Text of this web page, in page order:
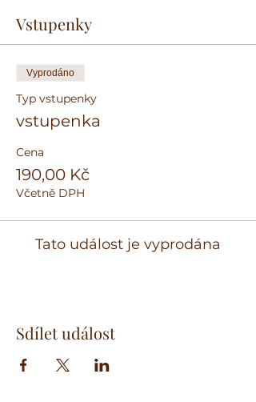
Vstupenky
Vyprodáno
Typ vstupenky
vstupenka
Cena
190,00 Kč
Včetně DPH
Tato událost je vyprodána
Sdílet událost